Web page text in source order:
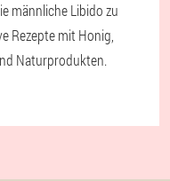
männliche Libido zu
Rezepte mit Honig,
Naturprodukten.